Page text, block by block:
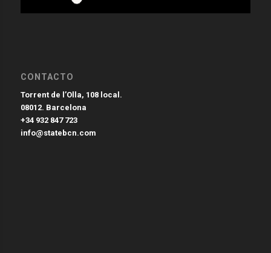
CONTACTO
Torrent de l’Olla, 108 local.
08012. Barcelona
+34 932 847 723
info@statebcn.com